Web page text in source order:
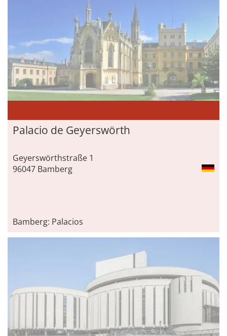
Palacio de Geyerswörth
Geyerswörthstraße 1
96047 Bamberg
Bamberg: Palacios